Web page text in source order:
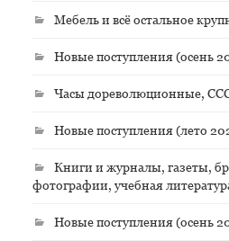
Мебель и всё остальное
Новые поступления (осень
Часы дореволюционные,
Новые поступления (лето
Книги и журналы, газеты,
фотографии, учебная
Новые поступления (осень